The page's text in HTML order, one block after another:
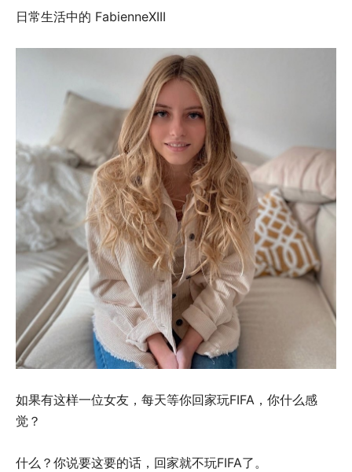
日常生活中的 FabienneXIII
如果有这样一位女友，每天等你回家玩FIFA，你什么感
觉？
什么？你说要这要的话，回家就不玩FIFA了。